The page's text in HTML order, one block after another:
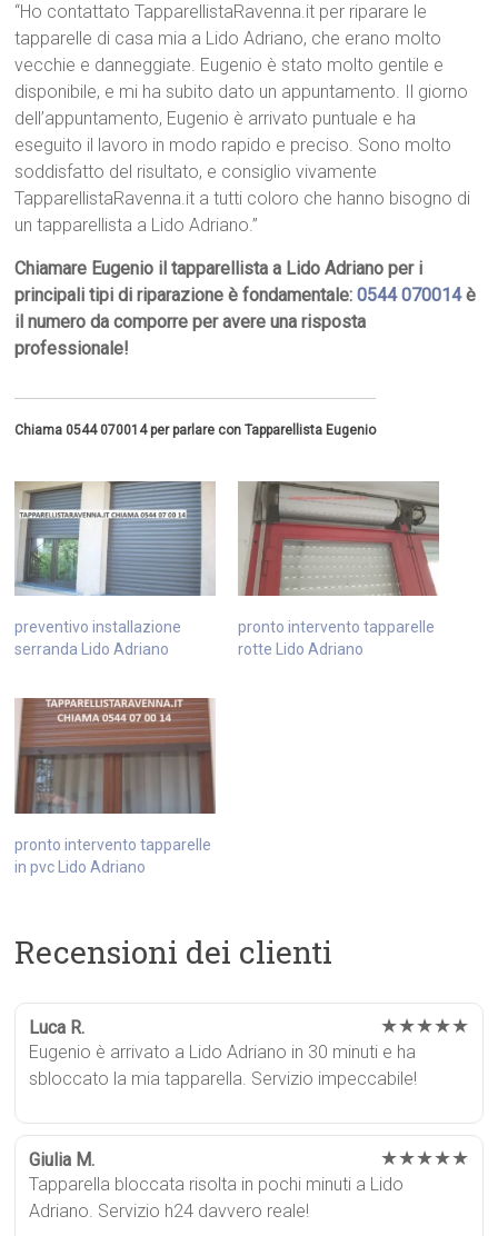
“Ho contattato TapparellistaRavenna.it per riparare le
tapparelle di casa mia a Lido Adriano, che erano molto
vecchie e danneggiate. Eugenio è stato molto gentile e
disponibile, e mi ha subito dato un appuntamento. Il giorno
dell’appuntamento, Eugenio è arrivato puntuale e ha
eseguito il lavoro in modo rapido e preciso. Sono molto
soddisfatto del risultato, e consiglio vivamente
TapparellistaRavenna.it a tutti coloro che hanno bisogno di
un tapparellista a Lido Adriano.”
Chiamare Eugenio il tapparellista a Lido Adriano per i
principali tipi di riparazione è fondamentale:0544 070014è
il numero da comporre per avere una risposta
professionale!
Chiama 0544 070014 per parlare con Tapparellista Eugenio
preventivo installazione
serranda Lido Adriano
pronto intervento tapparelle
rotte Lido Adriano
pronto intervento tapparelle
in pvc Lido Adriano
Recensioni dei clienti
Luca R. ★★★★★
Eugenio è arrivato a Lido Adriano in 30 minuti e ha
sbloccato la mia tapparella. Servizio impeccabile!
Giulia M. ★★★★★
Tapparella bloccata risolta in pochi minuti a Lido
Adriano. Servizio h24 davvero reale!